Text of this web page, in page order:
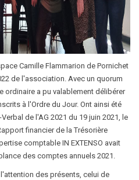
Camille Flammarion de Pornichet
de l'association. Avec un quorum
ordinaire a pu valablement délibérer
à l'Ordre du Jour. Ont ainsi été
de l'AG 2021 du 19 juin 2021, le
financier de la Trésorière
comptable IN EXTENSO avait
des comptes annuels 2021.
des présents, celui de